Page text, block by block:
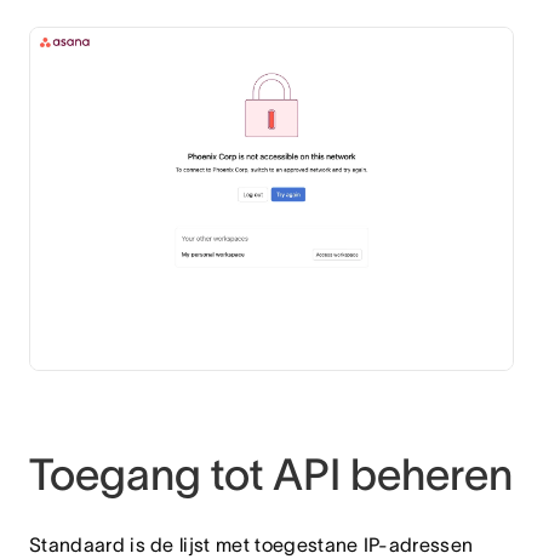
Toegang tot API beheren
Standaard is de lijst met toegestane IP-adressen